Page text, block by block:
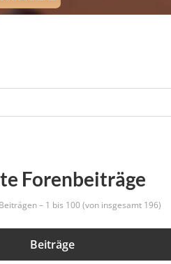
Forenbeiträge
– 1 bis 100 (von insgesamt 196)
Beiträge